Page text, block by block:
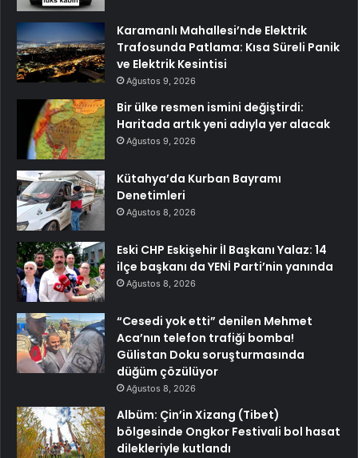
Karamanlı Mahallesi’nde Elektrik
Trafosunda Patlama: Kısa Süreli Panik
ve Elektrik Kesintisi
Ağustos 9, 2026
Bir ülke resmen ismini değiştirdi:
Haritada artık yeni adıyla yer alacak
Ağustos 9, 2026
Kütahya’da Kurban Bayramı
Denetimleri
Ağustos 8, 2026
Eski CHP Eskişehir İl Başkanı Yalaz: 14
ilçe başkanı da YENİ Parti’nin yanında
Ağustos 8, 2026
“Cesedi yok etti” denilen Mehmet
Aca’nın telefon trafiği bomba!
Gülistan Doku soruşturmasında
düğüm çözülüyor
Ağustos 8, 2026
Albüm: Çin’in Xizang (Tibet)
bölgesinde Ongkor Festivali bol hasat
dilekleriyle kutlandı